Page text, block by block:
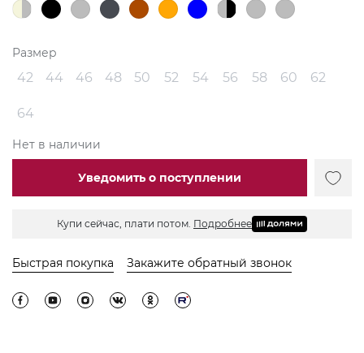
Размер
42 44 46 48 50 52 54 56 58 60 62
64
Нет в наличии
Уведомить о поступлении
Купи сейчас, плати потом. Подробнее
Быстрая покупка Закажите обратный звонок